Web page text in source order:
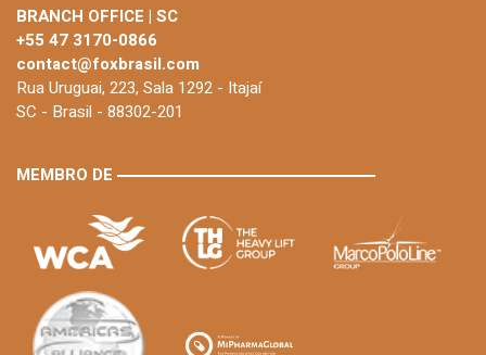
BRANCH OFFICE | SC
+55 47 3170-0866
contact@foxbrasil.com
Rua Uruguai, 223, Sala 1292 - Itajaí
SC - Brasil - 88302-201
MEMBRO DE